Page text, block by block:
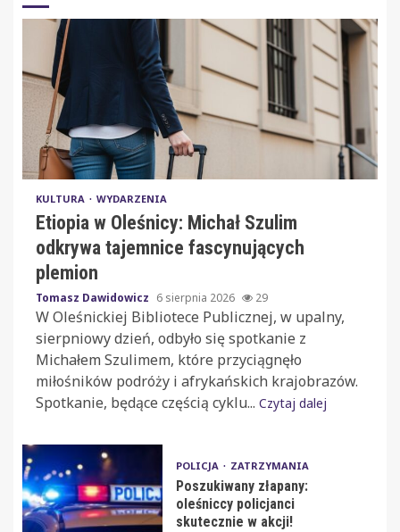
KULTURA WYDARZENIA
Etiopia w Oleśnicy: Michał Szulim
odkrywa tajemnice fascynujących
plemion
Tomasz Dawidowicz 6 sierpnia 2026 29
W Oleśnickiej Bibliotece Publicznej, w upalny,
sierpniowy dzień, odbyło się spotkanie z
Michałem Szulimem, które przyciągnęło
miłośników podróży i afrykańskich krajobrazów.
Spotkanie, będące częścią cyklu... Czytaj dalej
POLICJA ZATRZYMANIA
Poszukiwany złapany:
oleśniccy policjanci
skutecznie w akcji!